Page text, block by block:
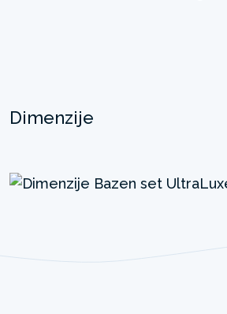
Dimenzije